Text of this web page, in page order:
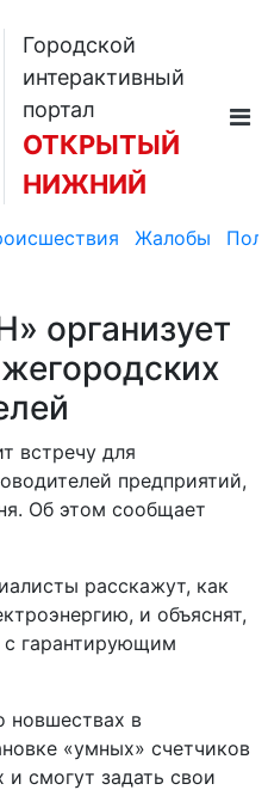
Городской
интерактивный
портал
ОТКРЫТЫЙ
НИЖНИЙ
Жалобы
организует
встречу для
предприятий,
Об этом сообщает
расскажут, как
и объяснят,
с гарантирующим
новшествах в
«умных» счетчиков
смогут задать свои